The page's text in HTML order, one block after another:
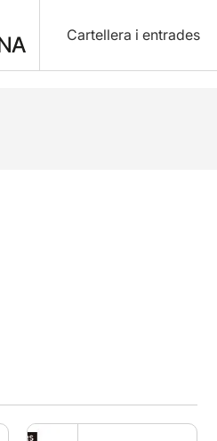
Cartellera i entrades